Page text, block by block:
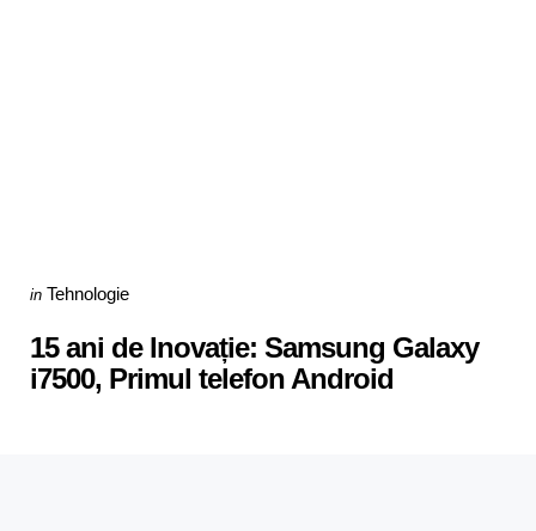
Categories
Posted
in Tehnologie
15 ani de Inovație: Samsung Galaxy
i7500, Primul telefon Android